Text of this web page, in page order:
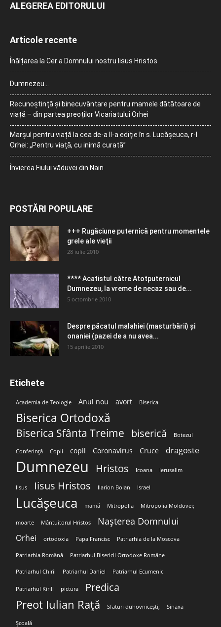
ALEGEREA EDITORULUI
Articole recente
Înălțarea la Cer a Domnului nostru Iisus Hristos
Dumnezeu…
Recunoștință și binecuvântare pentru mamele dătătoare de
viață – din partea preoților Vicariatului Orhei
Marșul pentru viață la cea de-a II-a ediție în s. Lucășeuca, r-l
Orhei: „Pentru viață, cu inimă curată”
Învierea Fiului văduvei din Nain
POSTĂRI POPULARE
+++ Rugăciune puternică pentru momentele
grele ale vieţii
28 iulie 2010
**** Acatistul către Atotputernicul
Dumnezeu, la vreme de necaz sau de...
5 octombrie 2010
Despre păcatul malahiei (masturbării) şi
onaniei (pazei de a nu avea...
15 aprilie 2010
Etichete
Academia de Teologie Anul nou avort Biserica
Biserica Ortodoxă
Biserica Sfânta Treime biserică Botezul
Conferință Copii copil Coronavirus Cruce dragoste
Dumnezeu Hristos Icoana Ierusalim
Iisus Iisus Hristos Ilarion Boian Israel
Lucășeuca mamă Mitropolia Mitropolia Moldovei;
moarte Mântuitorul Hristos Nașterea Domnului
Orhei ortodoxia Papa Francisc Patriarhia de la Moscova
Patriarhia Română Patriarhul Bisericii Ortodoxe Române
Patriarhul Chiril Patriarhul Daniel Patriarhul Ecumenic
Patriarhul Kirill pictura Predica
Preot Iulian Rață Sfaturi duhovnicești; Sinaxa
Școală